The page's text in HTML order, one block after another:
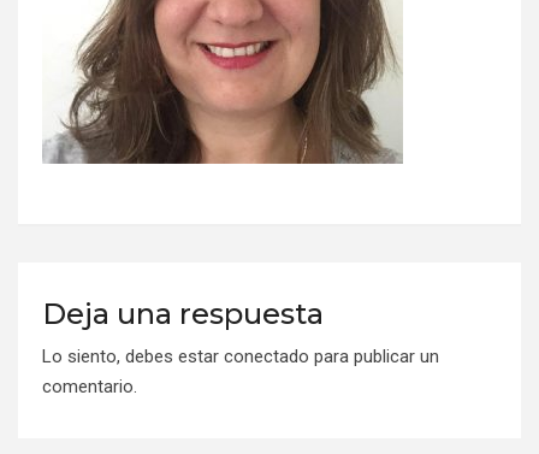
Deja una respuesta
Lo siento, debes estar conectado para publicar un
comentario.